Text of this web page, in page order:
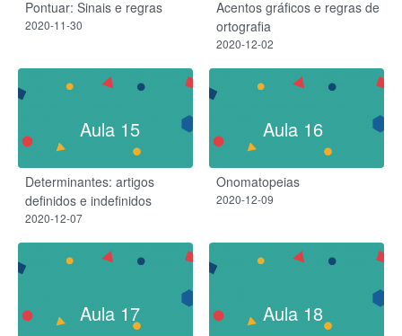
Pontuar: Sinais e regras
2020-11-30
Acentos gráficos e regras de
ortografia
2020-12-02
Aula 15
Determinantes: artigos
definidos e indefinidos
2020-12-07
Aula 16
Onomatopeias
2020-12-09
Aula 17 Aula 18